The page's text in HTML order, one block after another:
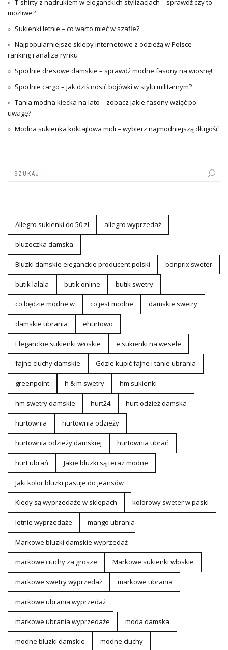
T-shirty z nadrukiem w eleganckich stylizacjach – sprawdź czy to
możliwe?
Sukienki letnie – co warto mieć w szafie?
Najpopularniejsze sklepy internetowe z odzieżą w Polsce –
ranking i analiza rynku
Spodnie dresowe damskie – sprawdź modne fasony na wiosnę!
Spodnie cargo – jak dziś nosić bojówki w stylu militarnym?
Tania modna kiecka na lato – zobacz jakie fasony wziąć po
uwagę?
Modna sukienka koktajlowa midi – wybierz najmodniejszą długość
Allegro sukienki do 50 zł allegro wyprzedaż
bluzeczka damska
Bluzki damskie eleganckie producent polski bonprix sweter
butik lalala butik online butik swetry
co będzie modne w co jest modne damskie swetry
damskie ubrania ehurtowo
Eleganckie sukienki włoskie e sukienki na wesele
fajne ciuchy damskie Gdzie kupić fajne i tanie ubrania
greenpoint h & m swetry hm sukienki
hm swetry damskie hurt24 hurt odzież damska
hurtownia hurtownia odzieży
hurtownia odzieży damskiej hurtownia ubrań
hurt ubrań Jakie bluzki są teraz modne
Jaki kolor bluzki pasuje do jeansów
Kiedy są wyprzedaże w sklepach kolorowy sweter w paski
letnie wyprzedaże mango ubrania
Markowe bluzki damskie wyprzedaż
markowe ciuchy za grosze Markowe sukienki włoskie
markowe swetry wyprzedaż markowe ubrania
markowe ubrania wyprzedaż
markowe ubrania wyprzedaże moda damska
modne bluzki damskie modne ciuchy